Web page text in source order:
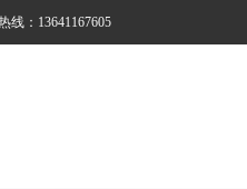
线：13641167605